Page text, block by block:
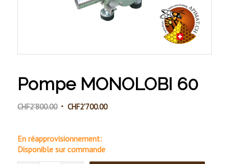
Pompe MONOLOBI 60
CHF2'800.00 Le
était :
CHF2'800.00.
CHF2'700.00Le
Disponible sur commande